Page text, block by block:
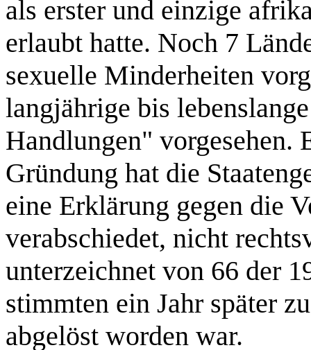
als erster und einzige
erlaubt hatte. Noch 7
sexuelle Minderheiten
langjährige bis
Handlungen" vorgesehen.
Gründung hat die
eine Erklärung gegen die
verabschiedet, nicht
unterzeichnet von 66 der
stimmten ein Jahr später
abgelöst worden war.